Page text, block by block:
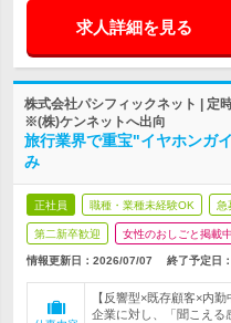
求人詳細を見る
株式会社パシフィックネット | 定
※(株)ケンネットへ出向
旅行業界で重宝"イヤホンガ
み
正社員 職種・業種未経験OK 急
第二新卒歓迎 女性のおしごと掲載中
情報更新日：2026/07/07 終了予定日：
【反響型×既存顧客×内
企業に対し、「聞こえる